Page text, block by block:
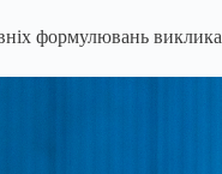
формулювань